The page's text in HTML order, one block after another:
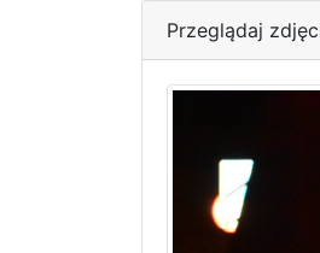
Przeglądaj